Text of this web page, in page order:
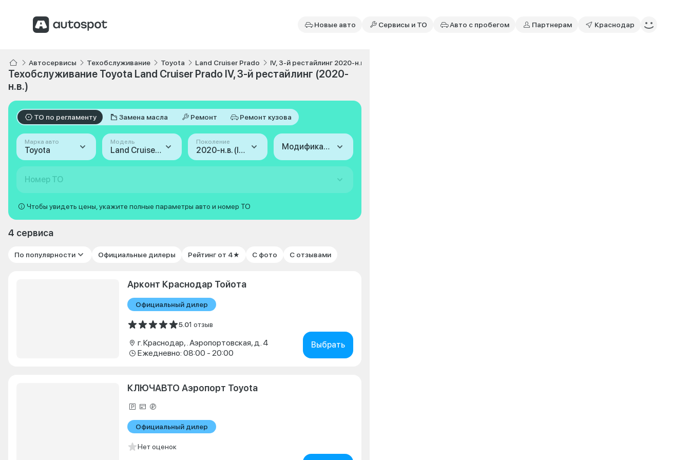
Новые авто Сервисы и ТО Авто с пробегом Партнерам Краснодар
Автосервисы Техобслуживание Toyota Land Cruiser Prado IV, 3-й рестайлинг 2020-н.в.
Техобслуживание Toyota Land Cruiser Prado IV, 3-й рестайлинг (2020-
н.в.)
ТО по регламенту Замена масла Ремонт Ремонт кузова
Марка авто
Toyota
Модель
Land Cruiser Prado
Поколение
2020-н.в. (IV, 3-й рестайлинг) Модификация
Номер ТО
Чтобы увидеть цены, укажите полные параметры авто и номер ТО
4 сервиса
По популярности Официальные дилеры Рейтинг от 4★ С фото С отзывами
Арконт Краснодар Тойота
Официальный дилер
5.01 отзыв
г. Краснодар, . Аэропортовская, д. 4
Ежедневно: 08:00 - 20:00
Выбрать
КЛЮЧАВТО Аэропорт Toyota
Официальный дилер
Нет оценок